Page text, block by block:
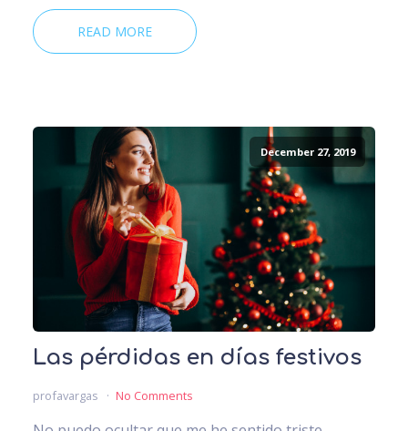
READ MORE
December 27, 2019
Las pérdidas en días festivos
profavargas No Comments